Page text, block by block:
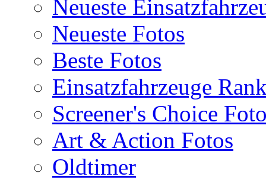
Neueste
Neueste Fotos
Beste Fotos
Einsatzfahrzeuge
Screener's Choice
Art & Action Fotos
Oldtimer